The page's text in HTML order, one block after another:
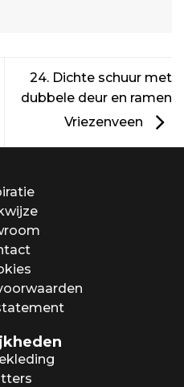
24. Dichte schuur met
dubbele deur en ramen
Vriezenveen